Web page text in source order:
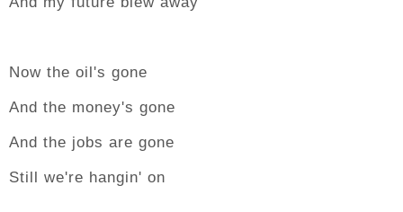
Now the oil's gone
And the money's gone
And the jobs are gone
Still we're hangin' on